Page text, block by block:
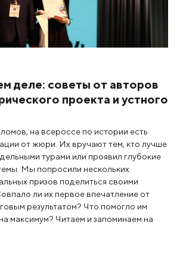
деле: советы от авторов
проекта и устного
на всероссе по истории есть
от жюри. Их вручают тем, кто лучше
турами или проявил глубокие
Мы попросили нескольких
призов поделиться своими
ли их первое впечатление от
результатом? Что помогло им
максимум? Читаем и запоминаем на